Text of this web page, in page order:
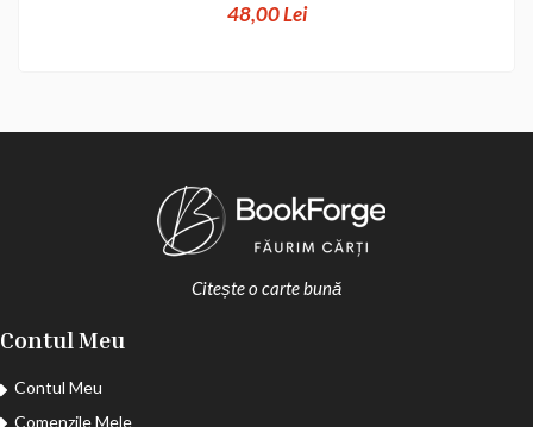
48,00 Lei
Citește o carte bună
Contul Meu
Contul Meu
Comenzile Mele